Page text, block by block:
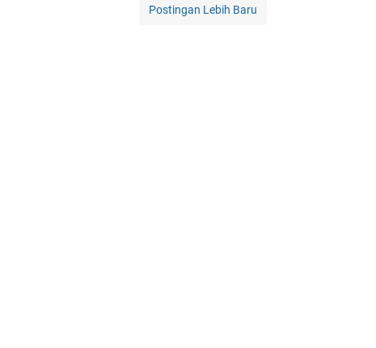
Postingan Lebih Baru